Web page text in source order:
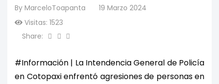
By MarceloToapanta
19 Marzo 2024
Visitas: 1523
Share:
#Información | La Intendencia General de Policía
en Cotopaxi enfrentó agresiones de personas en